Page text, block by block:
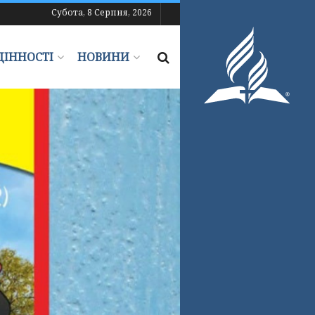
Субота, 8 Серпня, 2026
НОВИНИ